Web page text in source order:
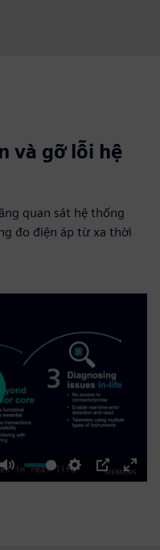
và gỡ lỗi hệ
quan sát hệ thống
đo điện áp từ xa thời
Mute Settings
PIP
Enter